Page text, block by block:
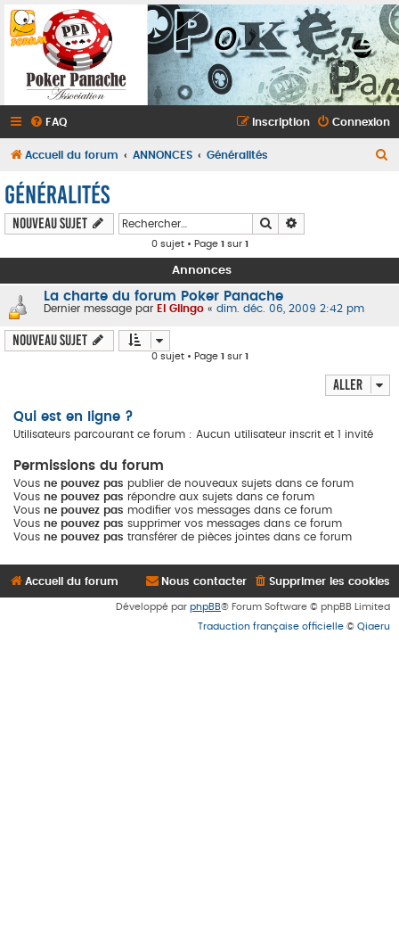
FAQ Connexion
Inscription
Accueil du forum ANNONCES Généralités
Généralités
Nouveau sujet Rechercher
0 sujet • Page 1sur 1
Annonces
La charte du forum Poker Panache
Dernier message par El Glingo « dim. déc. 06, 2009 2:42 pm
Nouveau sujet
0 sujet • Page 1sur 1
Aller
Qui est en ligne ?
Utilisateurs parcourant ce forum : Aucun utilisateur inscrit et 1 invité
Permissions du forum
Vous ne pouvez pas publier de nouveaux sujets dans ce forum
Vous ne pouvez pas répondre aux sujets dans ce forum
Vous ne pouvez pas modifier vos messages dans ce forum
Vous ne pouvez pas supprimer vos messages dans ce forum
Vous ne pouvez pas transférer de pièces jointes dans ce forum
Accueil du forum Supprimer les cookies
Nous contacter
Développé par phpBB® Forum Software © phpBB Limited
Traduction française officielle © Qiaeru